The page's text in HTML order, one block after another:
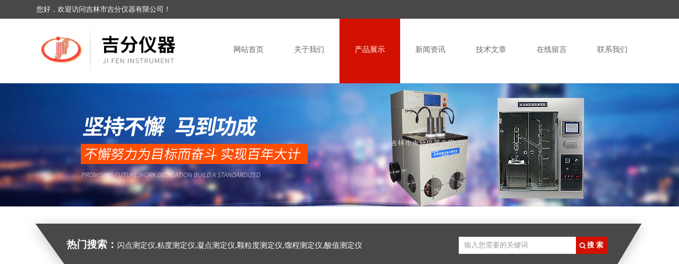
您好，欢迎访问吉林市吉分仪器有限公司！
网站首页 关于我们 产品展示 新闻资讯 技术文章 在线留言 联系我们
热门搜索： 闪点测定仪,粘度测定仪,凝点测定仪,颗粒度测定仪,馏程测定仪,酸值测定仪